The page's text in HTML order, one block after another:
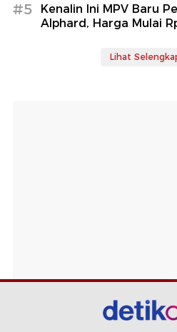
#5
Kenalin Ini MPV Baru
Alphard, Harga Mulai
Lihat